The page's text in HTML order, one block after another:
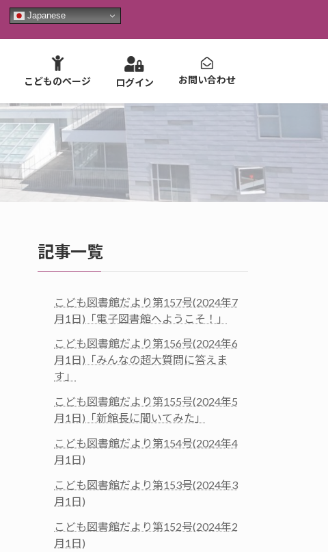
Japanese
こどものページ ログイン お問い合わせ
記事一覧
こども図書館だより第157号(2024年7
月1日)「電子図書館へようこそ！」
こども図書館だより第156号(2024年6
月1日)「みんなの超大質問に答えま
す」
こども図書館だより第155号(2024年5
月1日)「新館長に聞いてみた」
こども図書館だより第154号(2024年4
月1日)
こども図書館だより第153号(2024年3
月1日)
こども図書館だより第152号(2024年2
月1日)